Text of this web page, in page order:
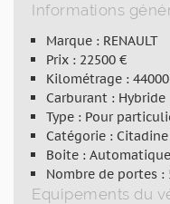
Informations
Marque : RENAULT
Prix : 22500 €
Kilométrage :
Carburant : Hybride
Type : Pour
Catégorie : Citadine
Boite : Automatique
Nombre de portes :
Equipements du